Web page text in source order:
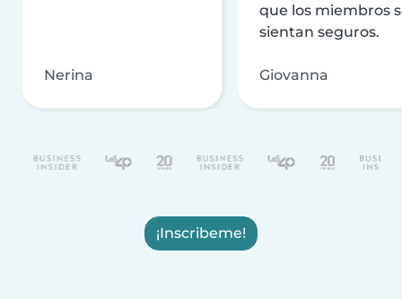
Nerina
que los miembros
sientan seguros.
Giovanna
¡Inscribeme!